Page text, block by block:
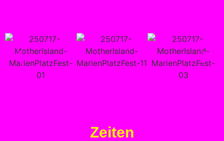
Zeiten